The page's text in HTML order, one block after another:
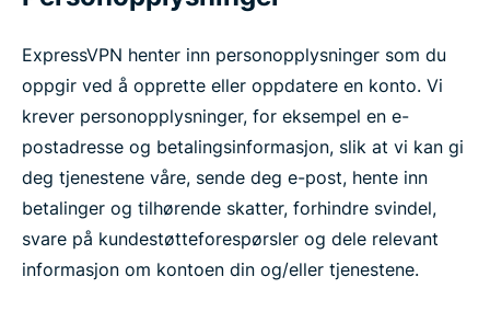
ExpressVPN henter inn personopplysninger som du
oppgir ved å opprette eller oppdatere en konto. Vi
krever personopplysninger, for eksempel en e-
postadresse og betalingsinformasjon, slik at vi kan gi
deg tjenestene våre, sende deg e-post, hente inn
betalinger og tilhørende skatter, forhindre svindel,
svare på kundestøtteforespørsler og dele relevant
informasjon om kontoen din og/eller tjenestene.